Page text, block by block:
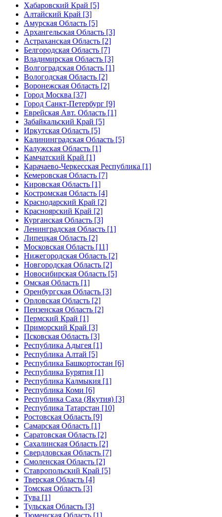
Хабаровский Край [5]
Алтайский Край [3]
Амурская Область [5]
Архангельская Область [3]
Астраханская Область [2]
Белгородская Область [7]
Владимирская Область [3]
Волгоградская Область [1]
Вологодская Область [2]
Воронежская Область [2]
Город Москва [37]
Город Санкт-Петербург [9]
Еврейская Авт. Область [1]
Забайкальский Край [5]
Иркутская Область [5]
Калининградская Область [5]
Калужская Область [1]
Камчатский Край [1]
Карачаево-Черкесская Республика [1]
Кемеровская Область [7]
Кировская Область [1]
Костромская Область [4]
Краснодарский Край [2]
Красноярский Край [2]
Курганская Область [3]
Ленинградская Область [1]
Липецкая Область [2]
Московская Область [11]
Нижегородская Область [2]
Новгородская Область [2]
Новосибирская Область [5]
Омская Область [1]
Оренбургская Область [3]
Орловская Область [2]
Пензенская Область [2]
Пермский Край [1]
Приморский Край [3]
Псковская Область [3]
Республика Адыгея [1]
Республика Алтай [5]
Республика Башкортостан [6]
Республика Бурятия [1]
Республика Калмыкия [1]
Республика Коми [6]
Республика Саха (Якутия) [3]
Республика Татарстан [10]
Ростовская Область [9]
Самарская Область [1]
Саратовская Область [2]
Сахалинская Область [2]
Свердловская Область [7]
Смоленская Область [2]
Ставропольский Край [5]
Тверская Область [4]
Томская Область [3]
Тува [1]
Тульская Область [3]
Тюменская Область [1]